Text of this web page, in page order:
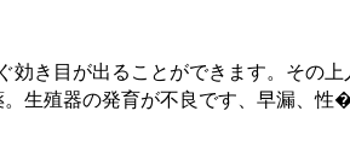
効き目が出ることができます。その
生殖器の発育が不良です、早漏、性